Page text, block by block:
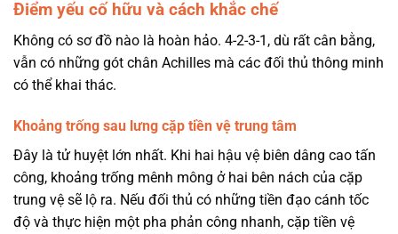
Điểm yếu cố hữu và cách khắc chế
Không có sơ đồ nào là hoàn hảo. 4-2-3-1, dù rất cân bằng,
vẫn có những gót chân Achilles mà các đối thủ thông minh
có thể khai thác.
Khoảng trống sau lưng cặp tiền vệ trung tâm
Đây là tử huyệt lớn nhất. Khi hai hậu vệ biên dâng cao tấn
công, khoảng trống mênh mông ở hai bên nách của cặp
trung vệ sẽ lộ ra. Nếu đối thủ có những tiền đạo cánh tốc
độ và thực hiện một pha phản công nhanh, cặp tiền vệ